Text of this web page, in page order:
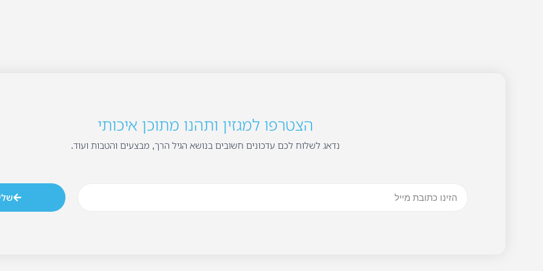
הצטרפו למגזין ותהנו מתוכן איכותי
נדאג לשלוח לכם עדכונים חשובים בנושא הגיל הרך, מבצעים והטבות ועוד.